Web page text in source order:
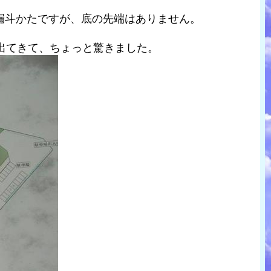
かたですが、底の先端はありません。
きて、ちょっと驚きました。